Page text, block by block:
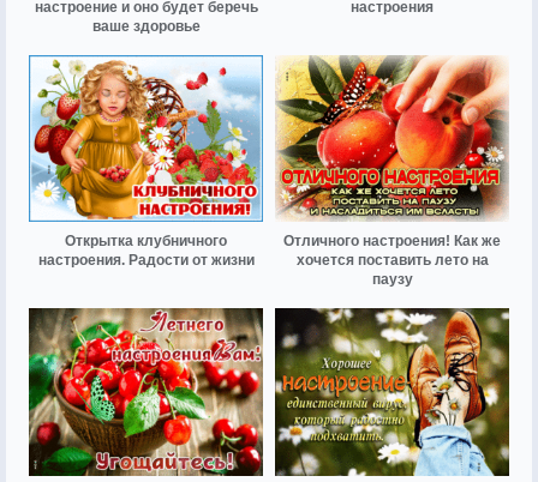
настроение и оно будет беречь
ваше здоровье
настроения
Открытка клубничного
настроения. Радости от жизни
Отличного настроения! Как же
хочется поставить лето на
паузу